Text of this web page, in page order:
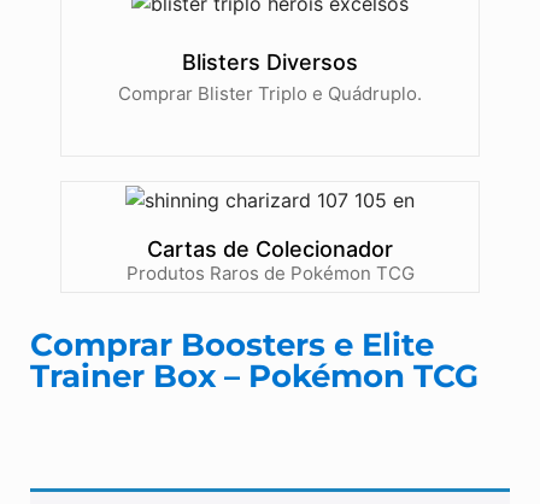
Blisters Diversos
Comprar Blister Triplo e Quádruplo.
Cartas de Colecionador
Produtos Raros de Pokémon TCG
Comprar Boosters e Elite
Trainer Box – Pokémon TCG